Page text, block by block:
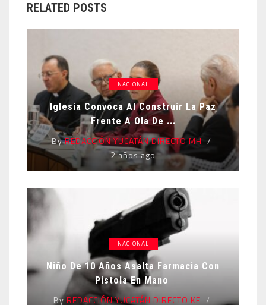
RELATED POSTS
NACIONAL
Iglesia Convoca Al Construir La Paz
Frente A Ola De ...
ByREDACCIÓN YUCATÁN DIRECTO MH
2 años ago
NACIONAL
Niño De 10 Años Asalta Farmacia Con
Pistola En Mano
ByREDACCIÓN YUCATÁN DIRECTO KE